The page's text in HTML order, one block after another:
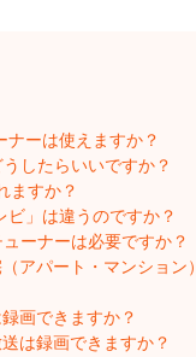
ナーは使えますか ？
したらいいですか？
ますか？
ビ」は違うのですか？
ーナーは必要ですか？
アパート・マンショ
画できますか？
は録画できますか？